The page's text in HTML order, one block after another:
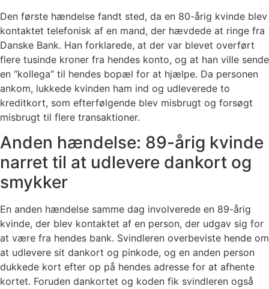
Den første hændelse fandt sted, da en 80-årig kvinde blev
kontaktet telefonisk af en mand, der hævdede at ringe fra
Danske Bank. Han forklarede, at der var blevet overført
flere tusinde kroner fra hendes konto, og at han ville sende
en “kollega” til hendes bopæl for at hjælpe. Da personen
ankom, lukkede kvinden ham ind og udleverede to
kreditkort, som efterfølgende blev misbrugt og forsøgt
misbrugt til flere transaktioner.
Anden hændelse: 89-årig kvinde
narret til at udlevere dankort og
smykker
En anden hændelse samme dag involverede en 89-årig
kvinde, der blev kontaktet af en person, der udgav sig for
at være fra hendes bank. Svindleren overbeviste hende om
at udlevere sit dankort og pinkode, og en anden person
dukkede kort efter op på hendes adresse for at afhente
kortet. Foruden dankortet og koden fik svindleren også